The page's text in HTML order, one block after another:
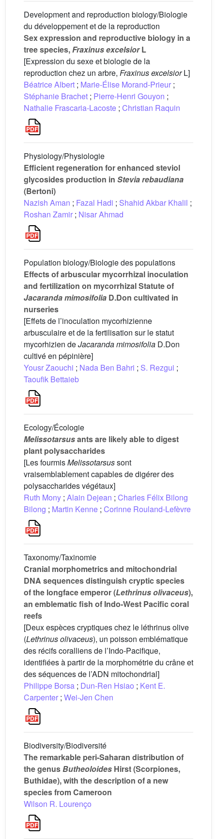
Development and reproduction biology/Biologie
du développement et de la reproduction
Sex expression and reproductive biology in a
tree species,Fraxinus excelsiorL
[Expression du sexe et biologie de la
reproduction chez un arbre, Fraxinus excelsiorL]
Béatrice Albert ; Marie-Élise Morand-Prieur ;
Stéphanie Brachet ; Pierre-Henri Gouyon ;
Nathalie Frascaria-Lacoste ; Christian Raquin
Physiology/Physiologie
Efficient regeneration for enhanced steviol
glycosides production in Stevia rebaudiana
(Bertoni)
Nazish Aman ; Fazal Hadi ; Shahid Akbar Khalil ;
Roshan Zamir ; Nisar Ahmad
Population biology/Biologie des populations
Effects of arbuscular mycorrhizal inoculation
and fertilization on mycorrhizal Statute of
Jacaranda mimosifolia D.Don cultivated in
nurseries
[Effets de l’inoculation mycorhizienne
arbusculaire et de la fertilisation sur le statut
mycorhizien deJacaranda mimosifolia D.Don
cultivé en pépinière]
Yousr Zaouchi ; Nada Ben Bahri ; S. Rezgui ;
Taoufik Bettaieb
Ecology/Écologie
Melissotarsusants are likely able to digest
plant polysaccharides
[Les fourmisMelissotarsussont
vraisemblablement capables de digérer des
polysaccharides végétaux]
Ruth Mony ; Alain Dejean ; Charles Félix Bilong
Bilong ; Martin Kenne ; Corinne Rouland-Lefèvre
Taxonomy/Taxinomie
Cranial morphometrics and mitochondrial
DNA sequences distinguish cryptic species
of the longface emperor (Lethrinus olivaceus),
an emblematic fish of Indo-West Pacific coral
reefs
[Deux espèces cryptiques chez le léthrinus olive
(Lethrinus olivaceus), un poisson emblématique
des récifs coralliens de l’Indo-Pacifique,
identifiées à partir de la morphométrie du crâne et
des séquences de l’ADN mitochondrial]
Philippe Borsa ; Dun-Ren Hsiao ; Kent E.
Carpenter ; Wei-Jen Chen
Biodiversity/Biodiversité
The remarkable peri-Saharan distribution of
the genusButheoloides Hirst (Scorpiones,
Buthidae), with the description of a new
species from Cameroon
Wilson R. Lourenço